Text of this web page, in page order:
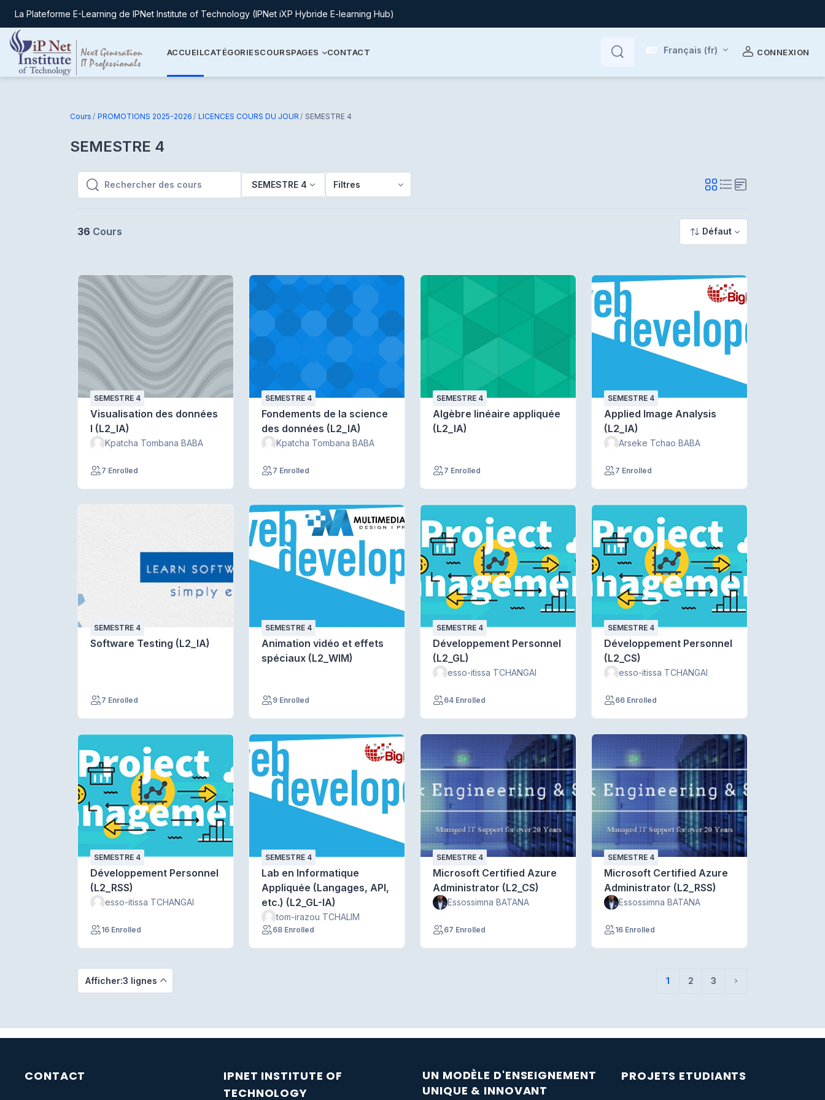
Passer au contenu principal
La Plateforme E-Learning de IPNet Institute of Technology (IPNet iXP Hybride E-learning Hub)
ACCUEILCATÉGORIESCOURSPAGES CONTACT
Rechercher
Rechercher
Français ‎(fr)‎ CONNEXION
Cours PROMOTIONS 2025-2026 LICENCES COURS DU JOUR SEMESTRE 4
SEMESTRE 4
Rechercher des cours
Rechercher des cours
SEMESTRE 4 Filtres
36 Cours Défaut
SEMESTRE 4
Visualisation des données
I (L2_IA)
Kpatcha Tombana BABA
7 Enrolled
SEMESTRE 4
Fondements de la science
des données (L2_IA)
Kpatcha Tombana BABA
7 Enrolled
SEMESTRE 4
Algèbre linéaire appliquée
(L2_IA)
7 Enrolled
SEMESTRE 4
Applied Image Analysis
(L2_IA)
Arseke Tchao BABA
7 Enrolled
SEMESTRE 4
Software Testing (L2_IA)
7 Enrolled
SEMESTRE 4
Animation vidéo et effets
spéciaux (L2_WIM)
9 Enrolled
SEMESTRE 4
Développement Personnel
(L2_GL)
esso-itissa TCHANGAI
64 Enrolled
SEMESTRE 4
Développement Personnel
(L2_CS)
esso-itissa TCHANGAI
66 Enrolled
SEMESTRE 4
Développement Personnel
(L2_RSS)
esso-itissa TCHANGAI
16 Enrolled
SEMESTRE 4
Lab en Informatique
Appliquée (Langages, API,
etc.) (L2_GL-IA)
tom-irazou TCHALIM
68 Enrolled
SEMESTRE 4
Microsoft Certified Azure
Administrator (L2_CS)
Essossimna BATANA
67 Enrolled
SEMESTRE 4
Microsoft Certified Azure
Administrator (L2_RSS)
Essossimna BATANA
16 Enrolled
Afficher:3 lignes 1
(actuel)
2 3
Page suivante
CONTACT
IPNET INSTITUTE OF
TECHNOLOGY
UN MODÈLE D'ENSEIGNEMENT
UNIQUE & INNOVANT
PROJETS ETUDIANTS